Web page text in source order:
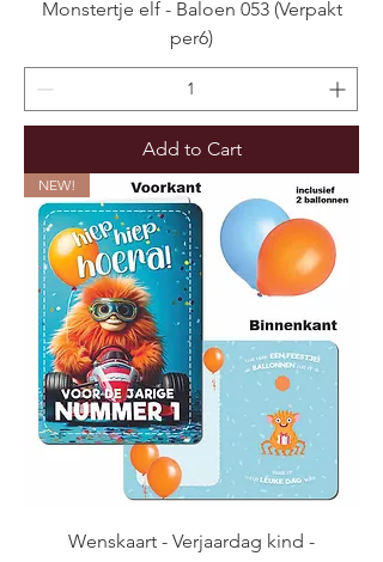
Monstertje elf - Baloen 053 (Verpakt
per6)
Add to Cart
NEW!
Wenskaart - Verjaardag kind -